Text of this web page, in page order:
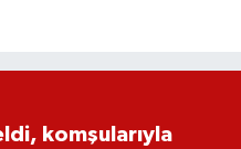
komşularıyla